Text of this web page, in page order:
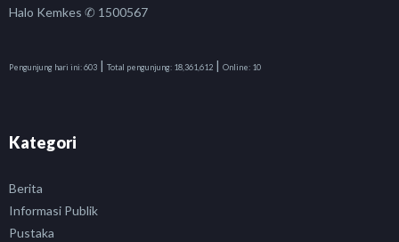
Halo Kemkes ✆ 1500567
Pengunjung hari ini:603 | Total pengunjung: 18,361,612 | Online: 10
Kategori
Berita
Informasi Publik
Pustaka